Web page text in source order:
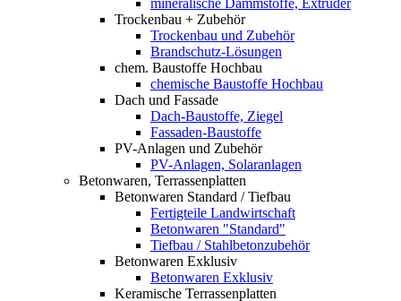
mineralische Dämmstoffe, Extruder
Trockenbau + Zubehör
Trockenbau und Zubehör
Brandschutz-Lösungen
chem. Baustoffe Hochbau
chemische Baustoffe Hochbau
Dach und Fassade
Dach-Baustoffe, Ziegel
Fassaden-Baustoffe
PV-Anlagen und Zubehör
PV-Anlagen, Solaranlagen
Betonwaren, Terrassenplatten
Betonwaren Standard / Tiefbau
Fertigteile Landwirtschaft
Betonwaren "Standard"
Tiefbau / Stahlbetonzubehör
Betonwaren Exklusiv
Betonwaren Exklusiv
Keramische Terrassenplatten